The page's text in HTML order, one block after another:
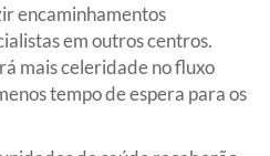
encaminhamentos
em outros centros.
mais celeridade no fluxo
tempo de espera para os